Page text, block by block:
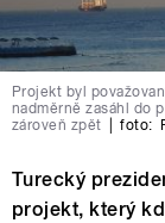
Projekt byl
nadměrně zasáhl do
zároveň zpět
foto:
Turecký
projekt, který